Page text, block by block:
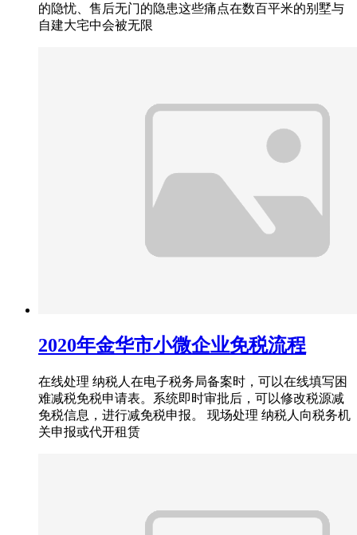
的隐忧、售后无门的隐患这些痛点在数百平米的别墅与
自建大宅中会被无限
2020年金华市小微企业免税流程
在线处理 纳税人在电子税务局备案时，可以在线填写困
难减税免税申请表。系统即时审批后，可以修改税源减
免税信息，进行减免税申报。 现场处理 纳税人向税务机
关申报或代开租赁